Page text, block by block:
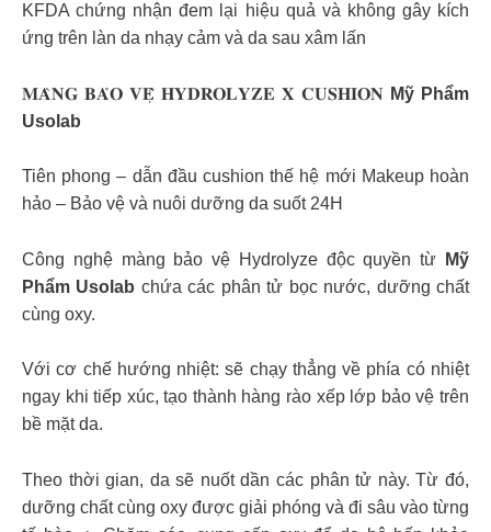
KFDA chứng nhận đem lại hiệu quả và không gây kích
ứng trên làn da nhạy cảm và da sau xâm lấn
𝐌𝐀̀𝐍𝐆 𝐁𝐀̉𝐎 𝐕𝐄̣̂ 𝐇𝐘𝐃𝐑𝐎𝐋𝐘𝐙𝐄 𝐗 𝐂𝐔𝐒𝐇𝐈𝐎𝐍 Mỹ Phẩm
Usolab
Tiên phong – dẫn đầu cushion thế hệ mới Makeup hoàn
hảo – Bảo vệ và nuôi dưỡng da suốt 24H
Công nghệ màng bảo vệ Hydrolyze độc quyền từ
Mỹ
Phẩm Usolab chứa các phân tử bọc nước, dưỡng chất
cùng oxy.
Với cơ chế hướng nhiệt: sẽ chạy thẳng về phía có nhiệt
ngay khi tiếp xúc, tạo thành hàng rào xếp lớp bảo vệ trên
bề mặt da.
Theo thời gian, da sẽ nuốt dần các phân tử này. Từ đó,
dưỡng chất cùng oxy được giải phóng và đi sâu vào từng